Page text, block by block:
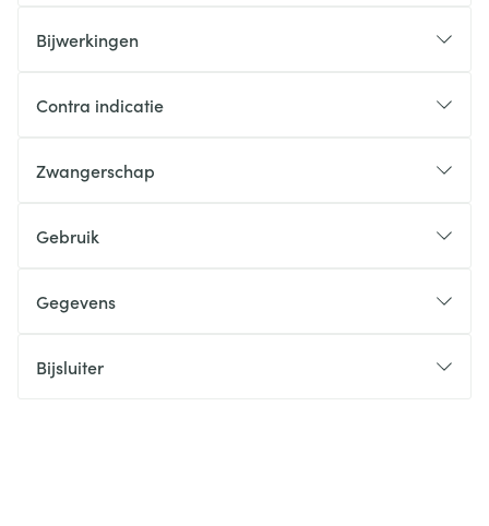
Bijwerkingen
Contra indicatie
Zwangerschap
Gebruik
Gegevens
Bijsluiter